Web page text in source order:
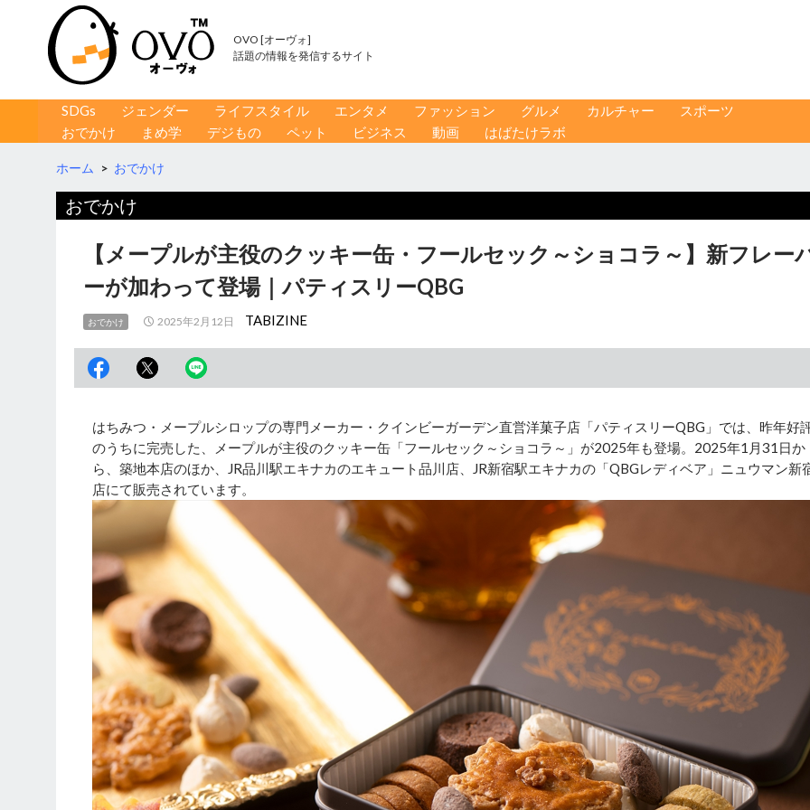
OVO [オーヴォ]
話題の情報を発信するサイト
コンテンツへ移動
SDGs ジェンダー ライフスタイル エンタメ ファッション グルメ カルチャー
スポーツ
おでかけ
まめ学 デジもの ペット ビジネス 動画 はばたけラボ
ホーム > おでかけ
おでかけ
【メープルが主役のクッキー缶・フールセック～ショコラ～】新フレー
ーが加わって登場｜パティスリーQBG
おでかけ 2025年2月12日 TABIZINE
はちみつ・メープルシロップの専門メーカー・クインビーガーデン直営洋菓子店「パティスリーQBG」では、昨年好
のうちに完売した、メープルが主役のクッキー缶「フールセック～ショコラ～」が2025年も登場。2025年1月31日か
ら、築地本店のほか、JR品川駅エキナカのエキュート品川店、JR新宿駅エキナカの「QBGレディベア」ニュウマン新
店にて販売されています。